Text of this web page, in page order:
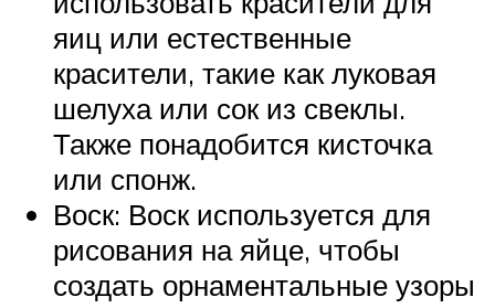
яиц или естественные
красители, такие как луковая
шелуха или сок из свеклы.
Также понадобится кисточка
или спонж.
Воск: Воск используется для
рисования на яйце, чтобы
создать орнаментальные узоры